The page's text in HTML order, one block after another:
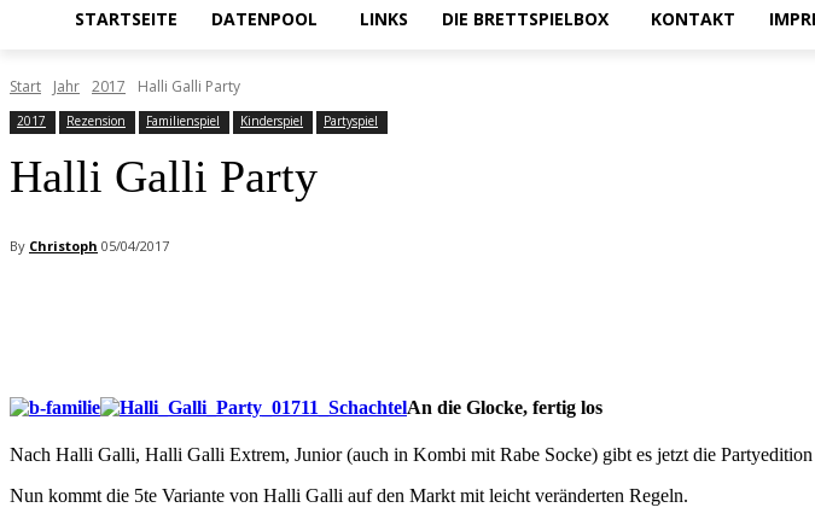
STARTSEITE DATENPOOL LINKS DIE BRETTSPIELBOX KONTAKT
Start Jahr 2017 Halli Galli Party
2017 Rezension Familienspiel Kinderspiel Partyspiel
Halli Galli Party
By Christoph 05/04/2017
An die Glocke, fertig los
Nach Halli Galli, Halli Galli Extrem, Junior (auch in Kombi mit Rabe Socke) gibt es jetzt die
Nun kommt die 5te Variante von Halli Galli auf den Markt mit leicht veränderten Regeln.